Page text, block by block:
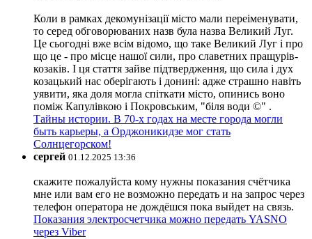
Коли в рамках декомунізації місто мали переіменувати,
то серед обговорюваних назв була назва Великий Луг.
Це сьогодні вже всім відомо, що таке Великий Луг і про
що це - про місце нашої сили, про славетних пращурів-
козаків. І ця стаття зайве підтвердження, що сила і дух
козацький нас оберігають і донині: адже страшно навіть
уявити, яка доля могла спіткати місто, опинись воно
поміж Капулівкою і Покровським, "біля води ©" .
Тайны истории. В 70-х годах на месте города могли
быть карьеры, а Орджоникидзе мог стать
Солнцегорском!
сергей 01.12.2025 13:36
скажите пожалуйста кому нужны показания счётчика
мне или вам его не возможно передать и на запрос через
телефон оператора не дождёшся пока выйдет на связь.
Показания электросчетчика можно передать YASNO
через Viber